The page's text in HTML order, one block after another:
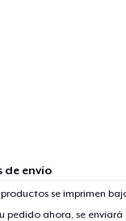
de envío
productos se imprimen
pedido ahora, se enviará